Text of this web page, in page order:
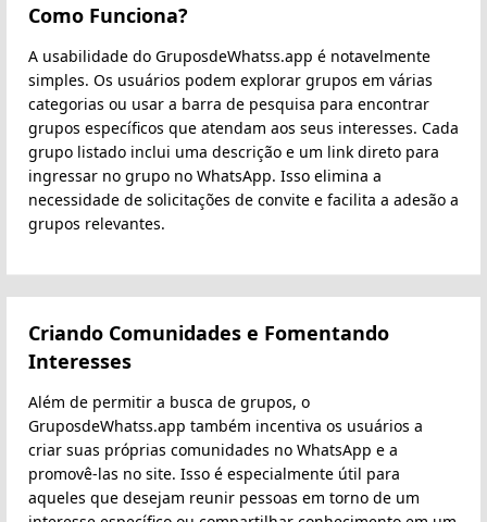
Como Funciona?
A usabilidade do GruposdeWhatss.app é notavelmente
simples. Os usuários podem explorar grupos em várias
categorias ou usar a barra de pesquisa para encontrar
grupos específicos que atendam aos seus interesses. Cada
grupo listado inclui uma descrição e um link direto para
ingressar no grupo no WhatsApp. Isso elimina a
necessidade de solicitações de convite e facilita a adesão a
grupos relevantes.
Criando Comunidades e Fomentando
Interesses
Além de permitir a busca de grupos, o
GruposdeWhatss.app também incentiva os usuários a
criar suas próprias comunidades no WhatsApp e a
promovê-las no site. Isso é especialmente útil para
aqueles que desejam reunir pessoas em torno de um